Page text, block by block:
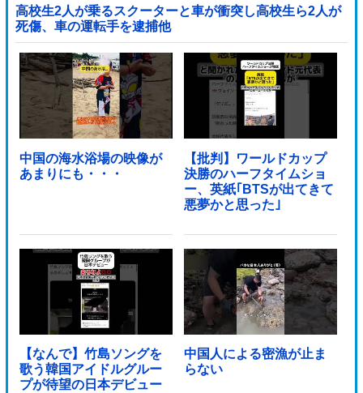
高校生2人が乗るスクーターと車が衝突し高校生ら2人が
死傷、車の運転手を逮捕他
中国の海水浴場の映像が
あまりにも・・・
【批判】ワールドカップ
決勝のハーフタイムショ
ー、英紙｢BTSが出てきて
悪夢かと思った｣
【なんで】竹島ソングを
歌う韓国アイドルグルー
プが待望の日本デビュー
中国人による密漁が止ま
らない